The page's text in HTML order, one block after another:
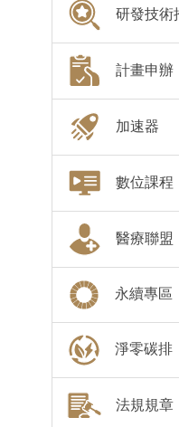
研發技術
計畫申辦
加速器
數位課程
醫療聯盟
永續專區
淨零碳排
法規規章